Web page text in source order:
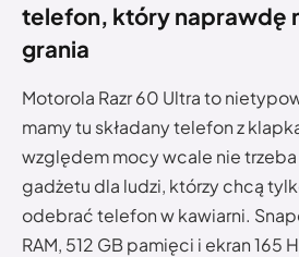
telefon, który naprawdę
grania
Motorola Razr 60 Ultra to
mamy tu składany telefon z
względem mocy wcale nie
gadżetu dla ludzi, którzy chcą
odebrać telefon w kawiarni.
RAM, 512 GB pamięci i ekran 165